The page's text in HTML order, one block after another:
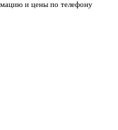
и цены по телефону